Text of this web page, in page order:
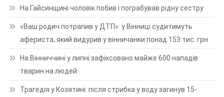
На Гайсинщині чоловік побив і пограбував рідну сестру
«Ваш родич потрапив у ДТП»: у Вінниці судитимуть
афериста, який видурив у вінничанки понад 153 тис. грн
На Вінниччині у липні зафіксовано майже 600 нападів
тварин на людей
Трагедія у Козятині: після стрибка у воду загинув 15-